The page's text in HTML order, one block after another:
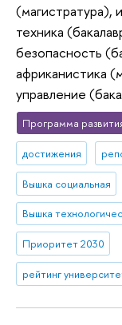
(магистратура),
техника
безопасность
африканистика
управление
Программа
достижения
Вышка социальная
Вышка
Приоритет 2030
рейтинг